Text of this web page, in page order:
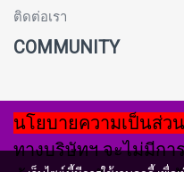
ติดต่อเรา
COMMUNITY
นโยบายความเป็นส่ว
ทางบริษัทฯ จะไม่มีกา